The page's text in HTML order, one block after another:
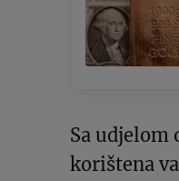
Sa udjelom
korištena